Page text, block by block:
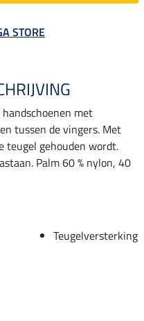
STORE
met
tussen de vingers. Met
teugel gehouden wordt.
Palm 60 % nylon, 40
Teugelversterking